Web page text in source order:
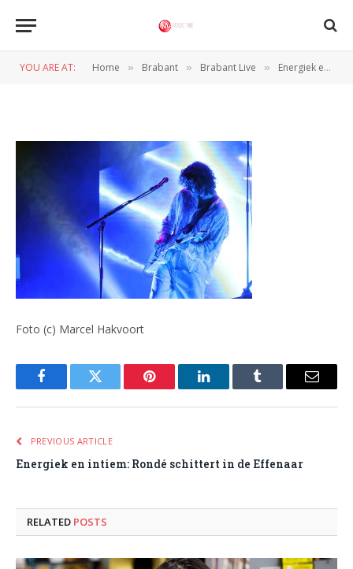
YOU ARE AT: Home » Brabant » Brabant Live » Energiek en intiem: Rondé schittert in de Effenaar
Ronde Effenaar Hakvoortfoto
Foto (c) Marcel Hakvoort
FacebookTwitter Pinterest LinkedInTumblr Email
PREVIOUS ARTICLE
Energiek en intiem: Rondé schittert in de Effenaar
RELATED POSTS